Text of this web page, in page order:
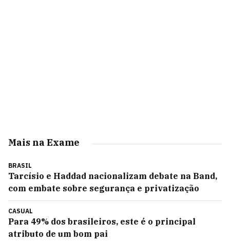
Mais na Exame
BRASIL
Tarcísio e Haddad nacionalizam debate na Band,
com embate sobre segurança e privatização
CASUAL
Para 49% dos brasileiros, este é o principal
atributo de um bom pai